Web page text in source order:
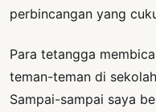
perbincangan yang
Para tetangga
teman-teman di
Sampai-sampai saya